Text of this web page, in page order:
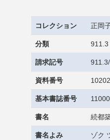
コレクション 正岡
分類 911.3
請求記号
資料番号
基本書誌番号
書名 続都
書名よみ ゾク